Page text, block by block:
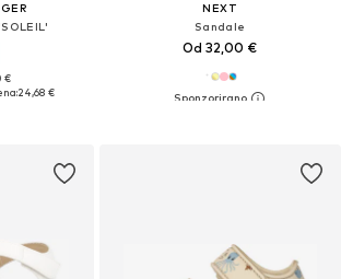
€
24,68 €
NEXT
Sandale
Od 32,00 €